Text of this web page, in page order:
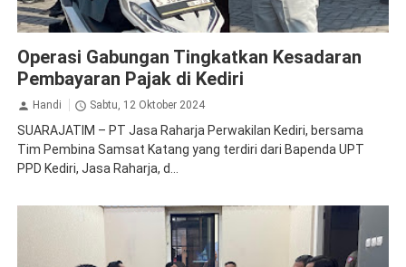
Operasi Gabungan Tingkatkan Kesadaran
Pembayaran Pajak di Kediri
Handi Sabtu, 12 Oktober 2024
SUARAJATIM – PT Jasa Raharja Perwakilan Kediri, bersama
Tim Pembina Samsat Katang yang terdiri dari Bapenda UPT
PPD Kediri, Jasa Raharja, d...